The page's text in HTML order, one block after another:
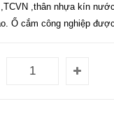
,thân nhựa kín
Ổ cắm công nghiệp